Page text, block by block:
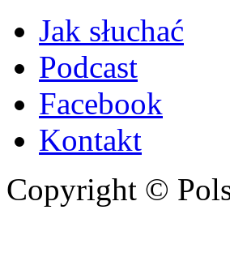
Jak słuchać
Podcast
Facebook
Kontakt
Copyright ©